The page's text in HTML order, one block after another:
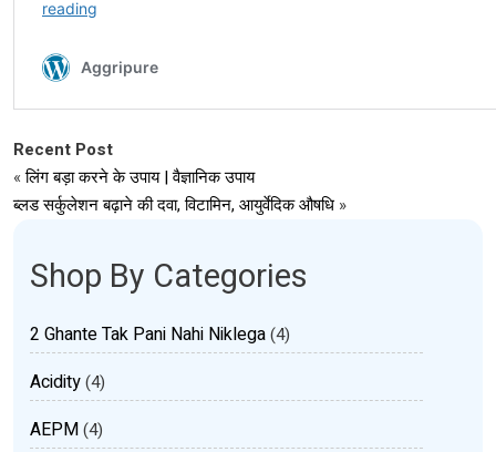
Recent Post
«लिंग बड़ा करने के उपाय | वैज्ञानिक उपाय
ब्लड सर्कुलेशन बढ़ाने की दवा, विटामिन, आयुर्वेदिक औषधि »
Shop By Categories
2 Ghante Tak Pani Nahi Niklega(4)
Acidity(4)
AEPM(4)